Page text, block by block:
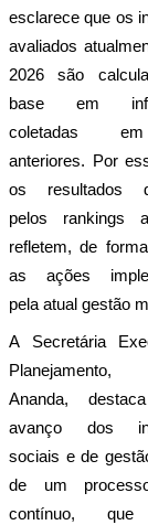
esclarece que os
avaliados
2026 são
base em
coletadas
anteriores. Por
os resultados
pelos rankings
refletem, de
as ações
pela atual gestão
A Secretária
Ananda,
avanço dos
sociais e de
de um
contínuo, que